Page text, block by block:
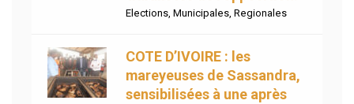
Elections, Municipales, Regionales
COTE D’IVOIRE : les
mareyeuses de Sassandra,
sensibilisées à une après